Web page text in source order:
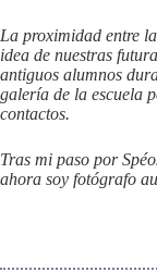
La proximidad entre
idea de nuestras
antiguos alumnos
galería de la escuela
contactos.
Tras mi paso por
ahora soy fotógrafo